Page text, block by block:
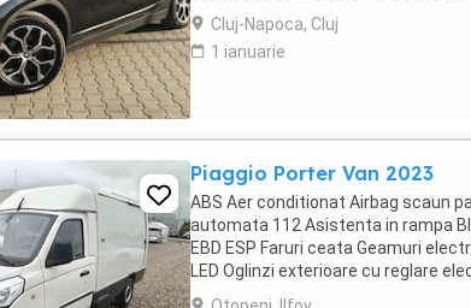
de Origine: ...
Cluj-Napoca, Cluj
1 ianuarie
Piaggio Porter Van 2023
ABS Aer conditionat Airbag scaun
automata 112 Asistenta in rampa
EBD ESP Faruri ceata Geamuri
LED Oglinzi exterioare cu reglare
Oglinzi exterioare rabatabile ...